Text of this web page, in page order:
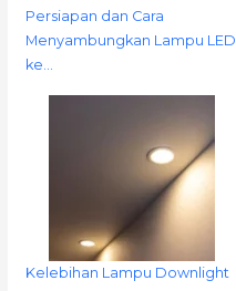
Persiapan dan Cara
Menyambungkan Lampu LED
ke…
Kelebihan Lampu Downlight